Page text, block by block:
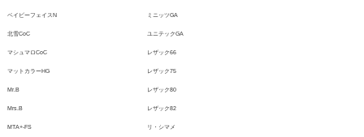
ベイビーフェイスN
北雪CoC
マシュマロCoC
マットカラーHG
Mr.B
Mrs.B
MTA+-FS
ミニッツGA
ユニテックGA
レザック66
レザック75
レザック80
レザック82
リ・シマメ